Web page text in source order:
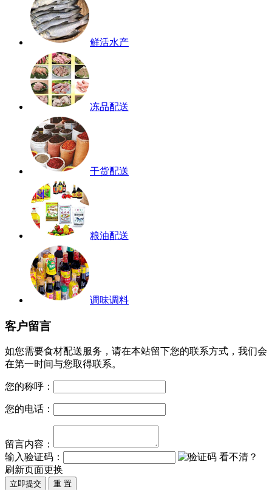
鲜活水产
冻品配送
干货配送
粮油配送
调味调料
客户留言
如您需要食材配送服务，请在本站留下您的联系方式，我们会
在第一时间与您取得联系。
您的称呼：
您的电话：
留言内容：
输入验证码：
看不清？
刷新页面更换